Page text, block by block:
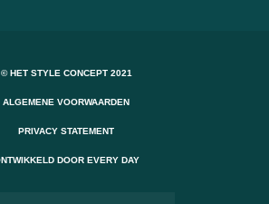
© HET STYLE CONCEPT 2021
ALGEMENE VOORWAARDEN
PRIVACY STATEMENT
DOOR EVERY DAY